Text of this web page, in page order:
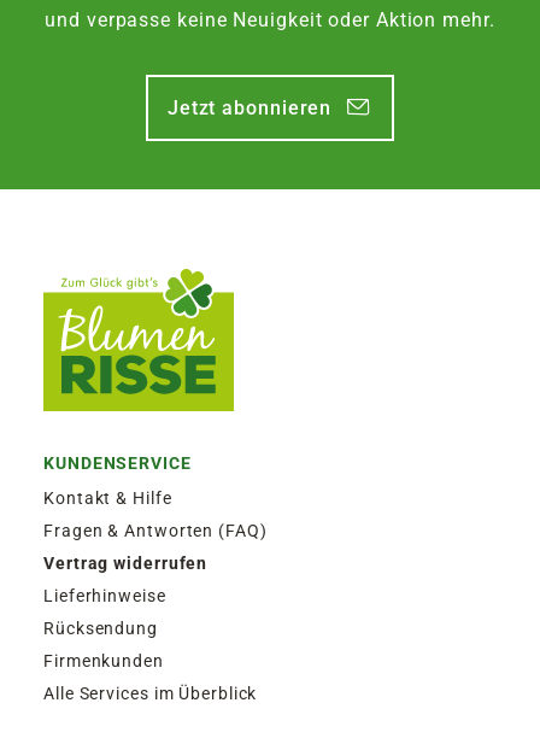
Zustellung am Montag, bis Freitag 13:30 Uhr.
EXPRESSVERSAND SAMSTAG | 12,50€
Garantierter Zustellversuch am Samstag durch
DHL. Bestellaufgabe für Zustellung am
und verpasse keine Neuigkeit oder Aktion mehr.
Jetzt abonnieren
KUNDENSERVICE
Kontakt & Hilfe
Fragen & Antworten (FAQ)
Vertrag widerrufen
Lieferhinweise
Rücksendung
Firmenkunden
Alle Services im Überblick